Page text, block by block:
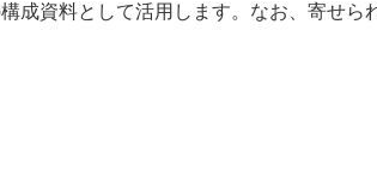
成資料として活用します。なお、寄せら